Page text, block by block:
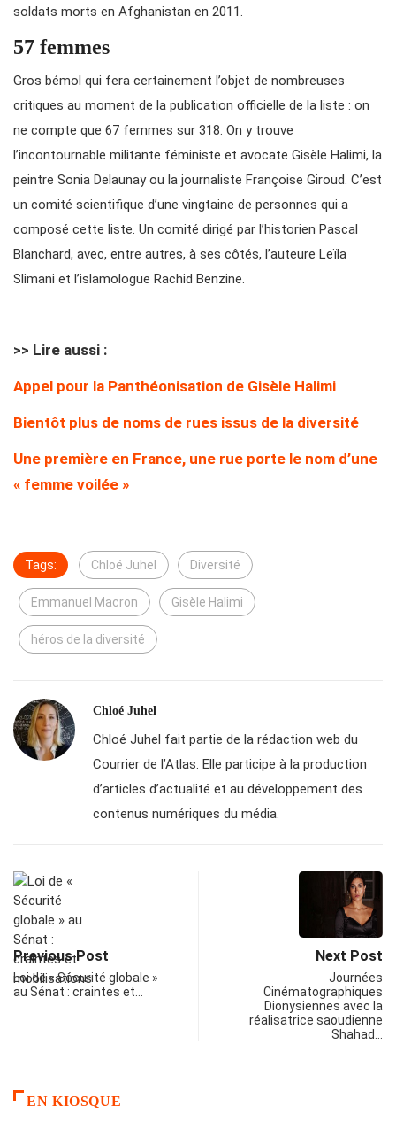
soldats morts en Afghanistan en 2011.
57 femmes
Gros bémol qui fera certainement l’objet de nombreuses
critiques au moment de la publication officielle de la liste : on
ne compte que 67 femmes sur 318. On y trouve
l’incontournable militante féministe et avocate Gisèle Halimi, la
peintre Sonia Delaunay ou la journaliste Françoise Giroud. C’est
un comité scientifique d’une vingtaine de personnes qui a
composé cette liste. Un comité dirigé par l’historien Pascal
Blanchard, avec, entre autres, à ses côtés, l’auteure Leïla
Slimani et l’islamologue Rachid Benzine.
>> Lire aussi :
Appel pour la Panthéonisation de Gisèle Halimi
Bientôt plus de noms de rues issus de la diversité
Une première en France, une rue porte le nom d’une
« femme voilée »
Tags: Chloé Juhel Diversité
Emmanuel Macron Gisèle Halimi
héros de la diversité
Chloé Juhel
Chloé Juhel fait partie de la rédaction web du
Courrier de l’Atlas. Elle participe à la production
d’articles d’actualité et au développement des
contenus numériques du média.
Previous Post
Loi de « Sécurité globale »
au Sénat : craintes et…
Next Post
Journées
Cinématographiques
Dionysiennes avec la
réalisatrice saoudienne
Shahad…
EN KIOSQUE